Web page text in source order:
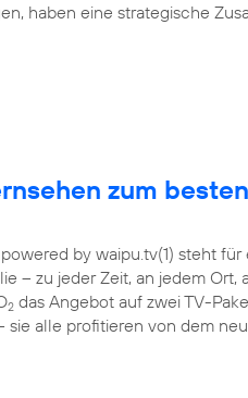
haben eine strategische
zum
by waipu.tv(1) steht
– zu jeder Zeit, an jedem Ort,
2 das Angebot auf zwei TV-
alle profitieren von dem